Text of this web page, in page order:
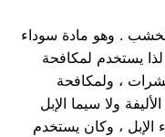
للخشب . وهو مادة سوداء
لذا يستخدم لمكافحة
، ولمكافحة
ولا سيما الإبل
الإبل ، وكان يستخدم